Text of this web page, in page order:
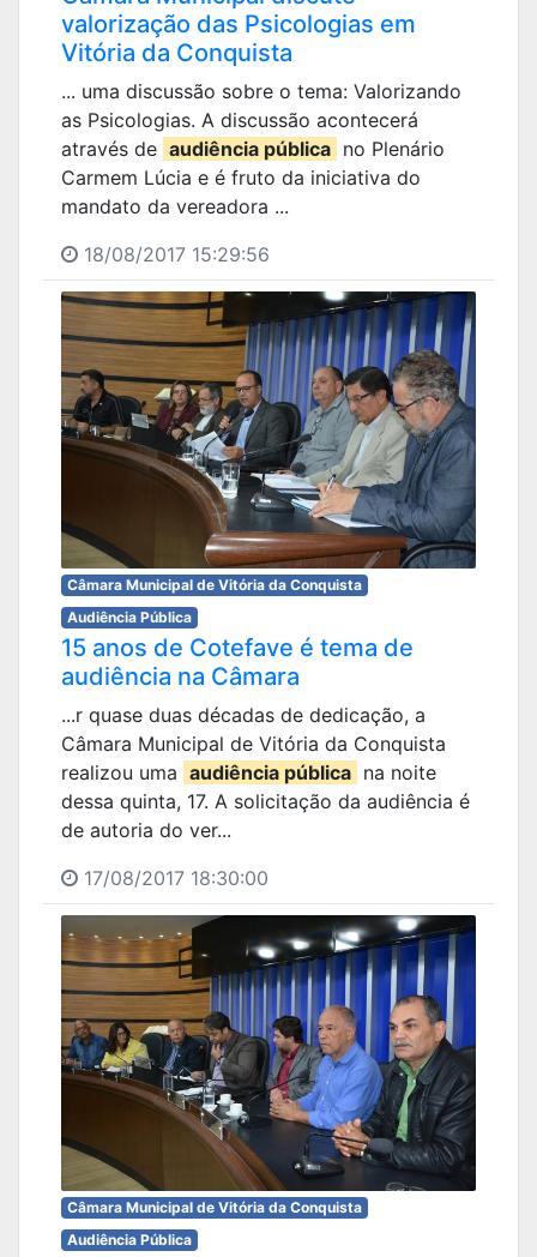
valorização das Psicologias em
Vitória da Conquista
... uma discussão sobre o tema: Valorizando
as Psicologias. A discussão acontecerá
através de audiência pública no Plenário
Carmem Lúcia e é fruto da iniciativa do
mandato da vereadora ...
18/08/2017 15:29:56
Câmara Municipal de Vitória da Conquista
Audiência Pública
15 anos de Cotefave é tema de
audiência na Câmara
...r quase duas décadas de dedicação, a
Câmara Municipal de Vitória da Conquista
realizou uma audiência pública na noite
dessa quinta, 17. A solicitação da audiência é
de autoria do ver...
17/08/2017 18:30:00
Câmara Municipal de Vitória da Conquista
Audiência Pública